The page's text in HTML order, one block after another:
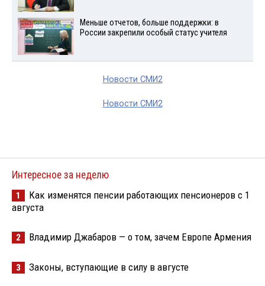
Меньше отчетов, больше поддержки: в
России закрепили особый статус учителя
Новости СМИ2
Новости СМИ2
Интересное за неделю
1
Как изменятся пенсии работающих пенсионеров с 1
августа
2 Владимир Джабаров — о том, зачем Европе Армения
3 Законы, вступающие в силу в августе